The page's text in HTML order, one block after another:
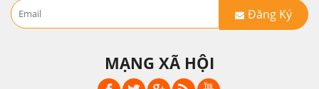
Đăng Ký
MẠNG XÃ HỘI